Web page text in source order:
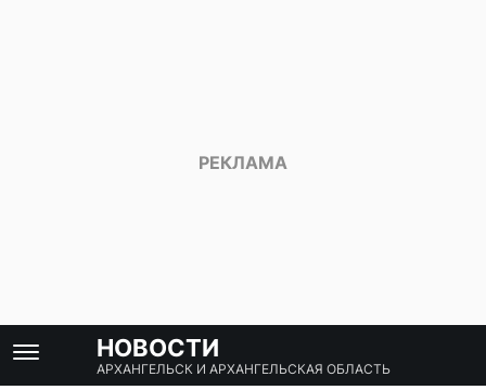
НОВОСТИ
АРХАНГЕЛЬСК И АРХАНГЕЛЬСКАЯ ОБЛАСТЬ